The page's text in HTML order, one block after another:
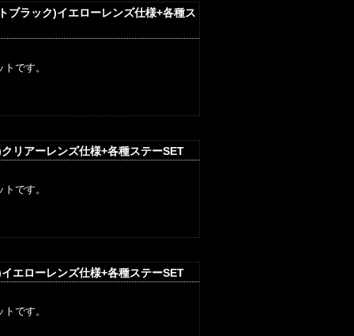
ブラック)イエローレンズ仕様+各種ス
です。
リアーレンズ仕様+各種ステーSET
です。
エローレンズ仕様+各種ステーSET
です。